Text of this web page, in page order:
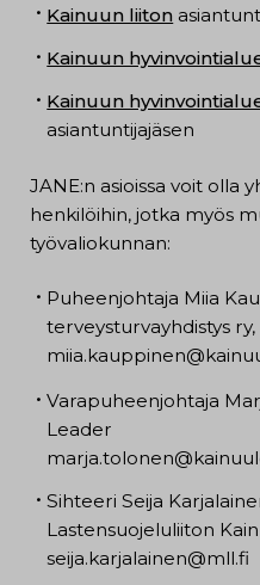
Kainuun liiton
Kainuun
Kainuun
asiantuntijajäsen
JANE:n asioissa voit olla
henkilöihin, jotka myös
työvaliokunnan:
Puheenjohtaja Miia
terveysturvayhdistys ry,
Varapuheenjohtaja
Leader
Sihteeri Seija
Lastensuojeluliiton
seija.karjalainen@mll.fi